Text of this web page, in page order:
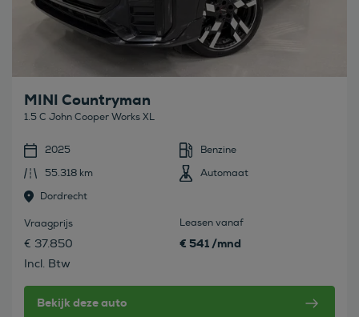
MINI Countryman
1.5 C John Cooper Works XL
2025
Benzine
55.318 km
Automaat
Dordrecht
Vraagprijs
€ 37.850
Incl. Btw
Leasen vanaf
€ 541 /mnd
Bekijk deze auto